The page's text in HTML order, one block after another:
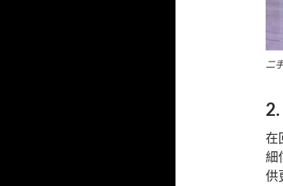
二
在
細
供